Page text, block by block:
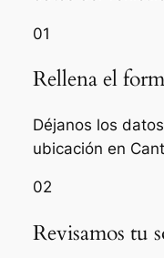
01
Rellena el
Déjanos los
ubicación en
02
Revisamos tu